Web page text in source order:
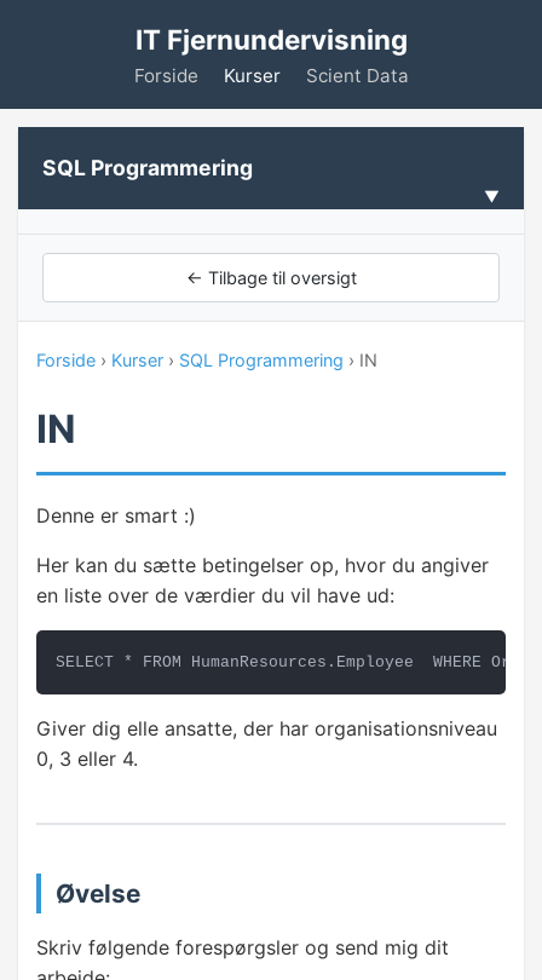
IT Fjernundervisning
Forside Kurser Scient Data
SQL Programmering
Installation af SQL Express
Installation af eksempel base
Databaser
Tabeller
Rækker og kolonner
GRUNDLÆGGENDE DATATRÆK
SELECT
Hent flere felter
← Tilbage til oversigt
Forside › Kurser › SQL Programmering › IN
IN
Denne er smart :)
Her kan du sætte betingelser op, hvor du angiver
en liste over de værdier du vil have ud:
SELECT * FROM HumanResources.Employee  WHERE
Giver dig elle ansatte, der har organisationsniveau
0, 3 eller 4.
Øvelse
Skriv følgende forespørgsler og send mig dit